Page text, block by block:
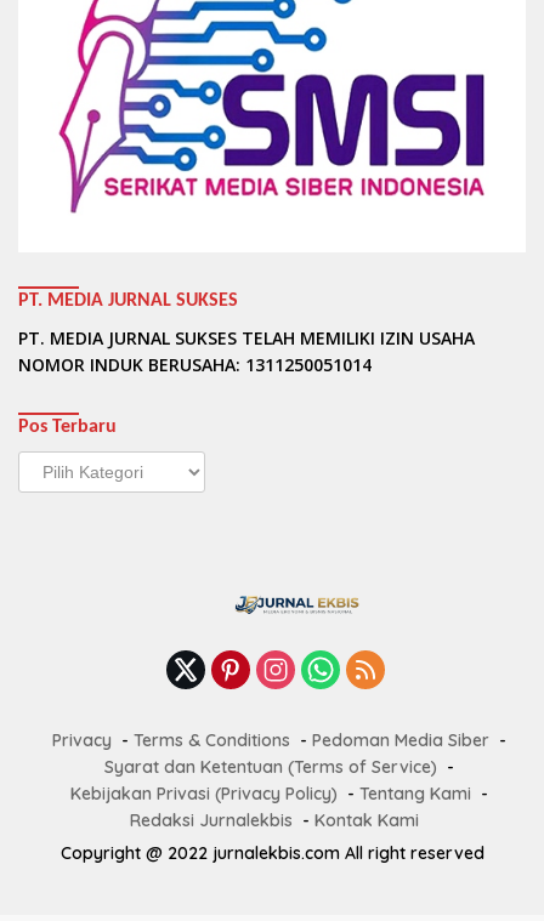
PT. MEDIA JURNAL SUKSES
PT. MEDIA JURNAL SUKSES TELAH MEMILIKI IZIN USAHA
NOMOR INDUK BERUSAHA: 1311250051014
Pos Terbaru
Pos
Terbaru
Privacy Terms & Conditions
Pedoman Media Siber
Syarat dan Ketentuan (Terms of Service)
Kebijakan Privasi (Privacy Policy)
Tentang Kami
Redaksi Jurnalekbis
Kontak Kami
Copyright @ 2022 jurnalekbis.com All right reserved